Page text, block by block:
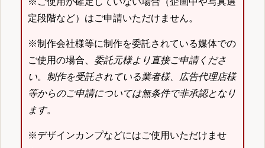
定段階など）はご申請いただけません。
※制作会社様等に制作を委託されている媒体での
ご使用の場合、 委託元様より直接ご申請くださ
い。 制作を受託されている業者様、広告代理店様
等からのご申請については無条件で非承認となり
ます。
※デザインカンプなどにはご使用いただけませ